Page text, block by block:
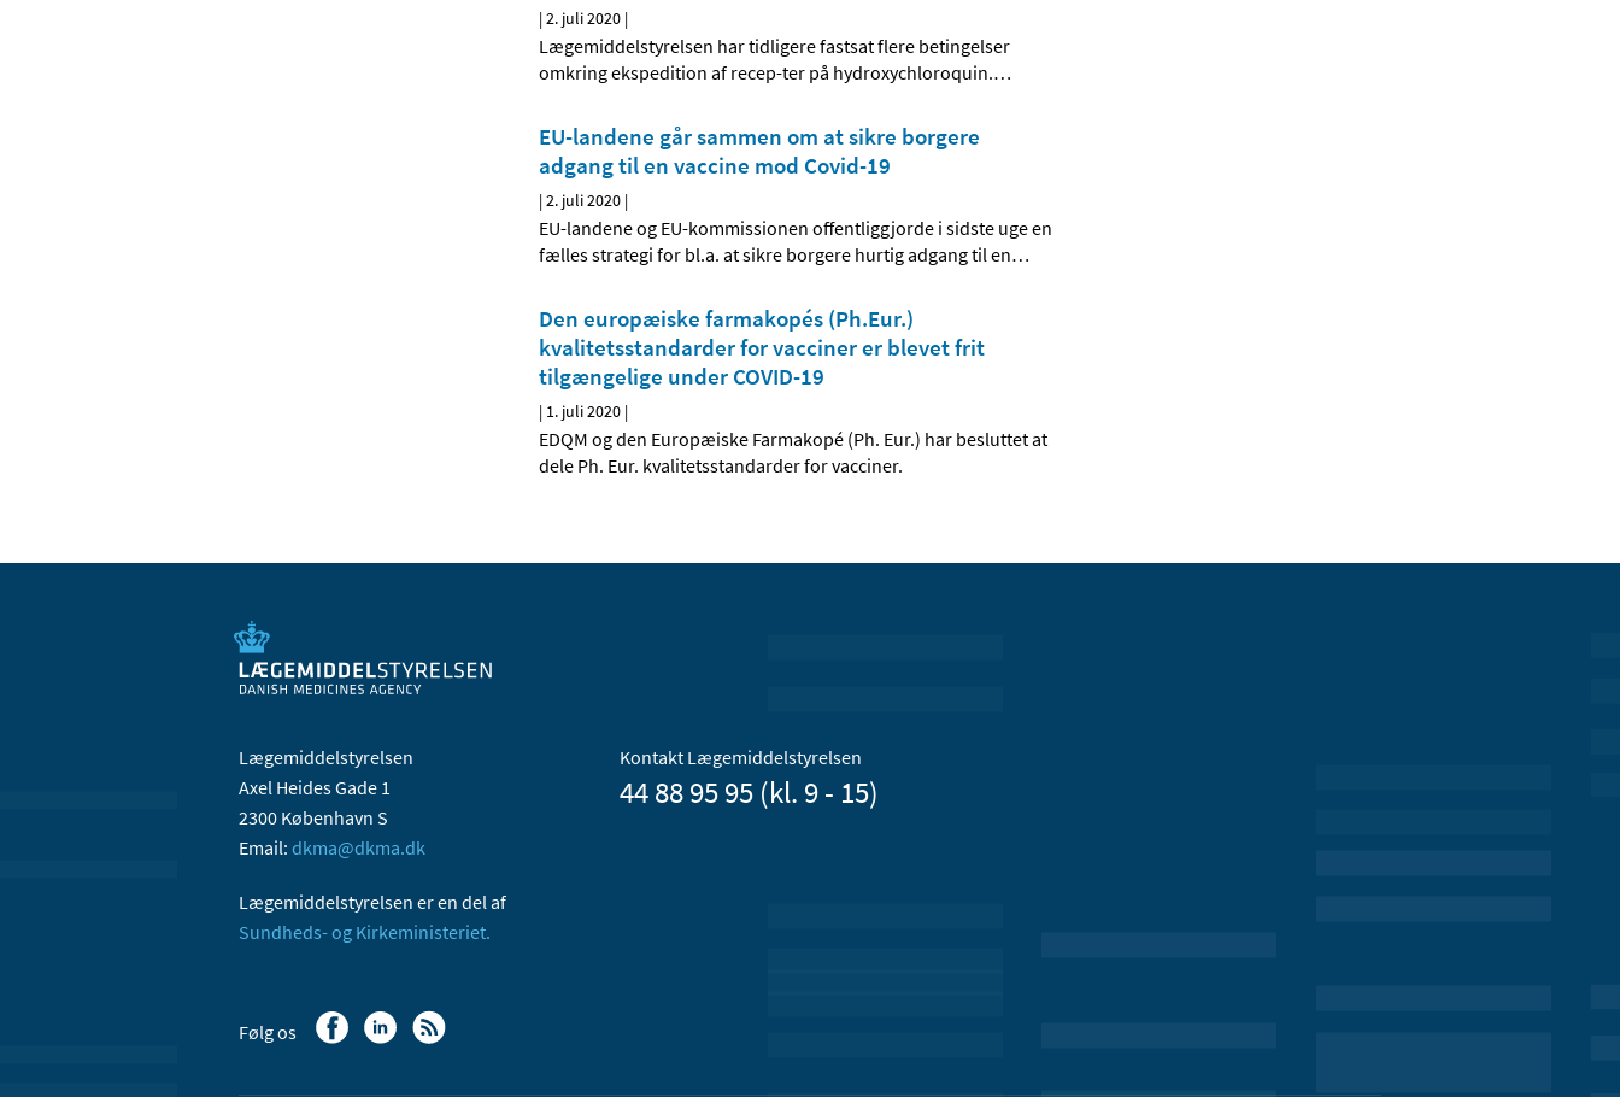
|2. juli 2020 |
Lægemiddelstyrelsen har tidligere fastsat flere betingelser
omkring ekspedition af recep-ter på hydroxychloroquin.…
EU-landene går sammen om at sikre borgere
adgang til en vaccine mod Covid-19
|2. juli 2020 |
EU-landene og EU-kommissionen offentliggjorde i sidste uge en
fælles strategi for bl.a. at sikre borgere hurtig adgang til en…
Den europæiske farmakopés (Ph.Eur.)
kvalitetsstandarder for vacciner er blevet frit
tilgængelige under COVID-19
| 1. juli 2020 |
EDQM og den Europæiske Farmakopé (Ph. Eur.) har besluttet at
dele Ph. Eur. kvalitetsstandarder for vacciner.
Lægemiddelstyrelsen
Axel Heides Gade 1
2300 København S
Email: dkma@dkma.dk
Lægemiddelstyrelsen er en del af
Sundheds- og Kirkeministeriet.
Kontakt Lægemiddelstyrelsen
44 88 95 95 (kl. 9 - 15)
Følg os